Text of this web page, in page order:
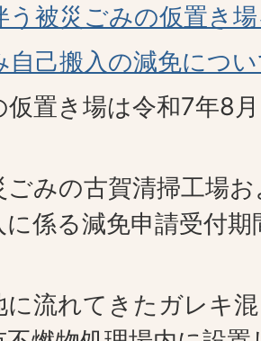
う被災ごみの仮置き
自己搬入の減免につ
仮置き場は令和7年8
ごみの古賀清掃工場
に係る減免申請受付
に流れてきたガレキ